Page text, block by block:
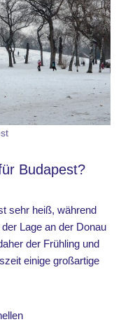
Budapest?
sehr heiß, während
Lage an der Donau
der Frühling und
einige großartige